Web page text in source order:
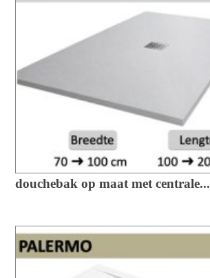
douchebak op maat met centrale...